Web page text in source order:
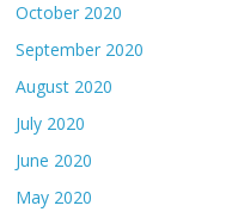
October 2020
September 2020
August 2020
July 2020
June 2020
May 2020